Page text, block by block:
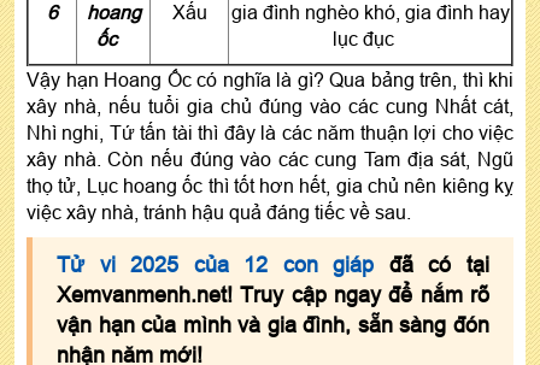
6
hoang
ốc
Xấu
gia đình nghèo khó, gia đình hay
lục đục
Vậy hạn Hoang Ốc có nghĩa là gì? Qua bảng trên, thì khi
xây nhà, nếu tuổi gia chủ đúng vào các cung Nhất cát,
Nhì nghi, Tứ tấn tài thì đây là các năm thuận lợi cho việc
xây nhà. Còn nếu đúng vào các cung Tam địa sát, Ngũ
thọ tử, Lục hoang ốc thì tốt hơn hết, gia chủ nên kiêng kỵ
việc xây nhà, tránh hậu quả đáng tiếc về sau.
Tử vi 2025 của 12 con giáp đã có tại
Xemvanmenh.net! Truy cập ngay để nắm rõ
vận hạn của mình và gia đình, sẵn sàng đón
nhận năm mới!